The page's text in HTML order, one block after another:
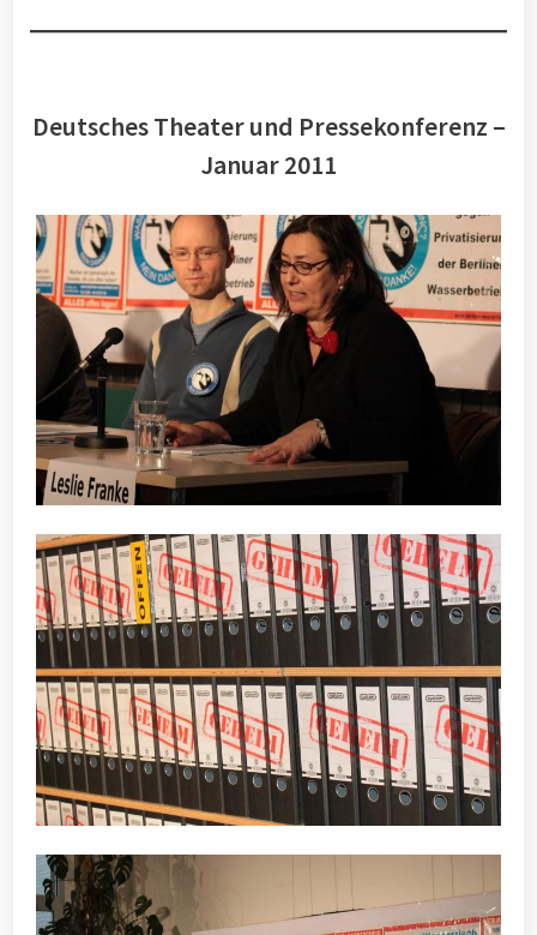
Deutsches Theater und Pressekonferenz –
Januar 2011